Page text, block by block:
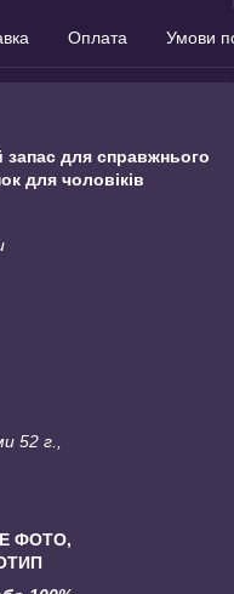
Оплата Умови
запас для справжнього
для чоловіків
52 г.,
ФОТО,